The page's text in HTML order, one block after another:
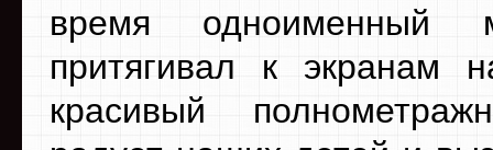
время одноименный
притягивал к экранам
красивый